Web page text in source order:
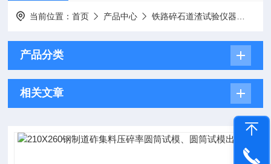
当前位置：首页 产品中心 铁路碎石道渣试验仪器
产品分类
相关文章